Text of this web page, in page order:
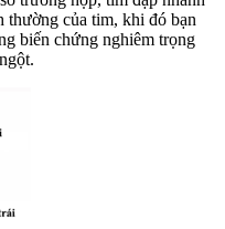
thường của tim, khi đó bạn
biến chứng nghiêm trọng